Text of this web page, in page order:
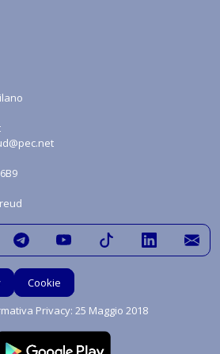
Cookie
Privacy: 25 Maggio 2018